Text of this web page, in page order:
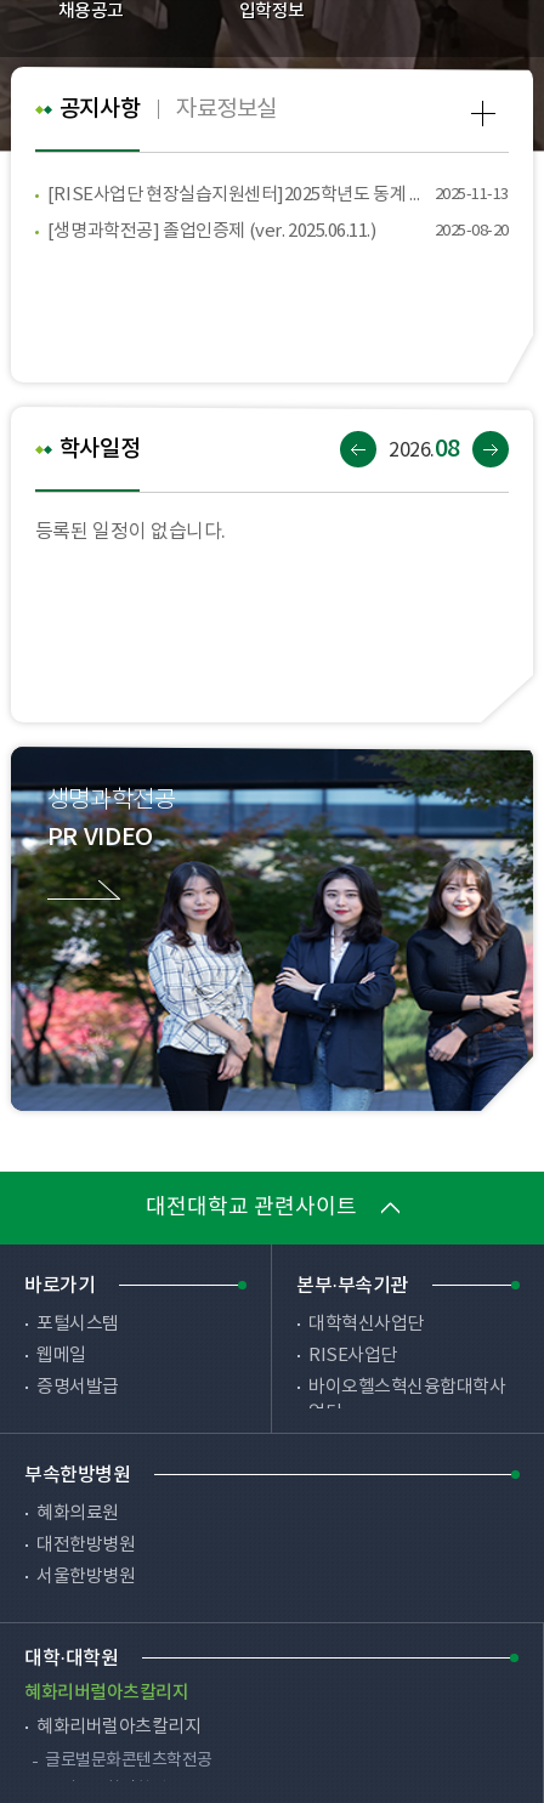
채용공고 입학정보
공지사항
[RISE사업단 현장실습지원센터]2025학년도 동계 현장실습학기제 신청 안내(~12/12) 2025-11-13
[생명과학전공] 졸업인증제 (ver. 2025.06.11.) 2025-08-20
자료정보실
학사일정 2026.08
등록된 일정이 없습니다.
생명과학전공
PR VIDEO
대전대학교 관련사이트
바로가기
포털시스템
웹메일
증명서발급
편의시설
병무안내
총학생회
총동문회
본부·부속기관
대학혁신사업단
RISE사업단
바이오헬스혁신융합대학사
업단
업단
장애학생지원센터
입학처
부속한방병원
혜화의료원
대전한방병원
서울한방병원
대학·대학원
혜화리버럴아츠칼리지
혜화리버럴아츠칼리지
글로벌문화콘텐츠학전공